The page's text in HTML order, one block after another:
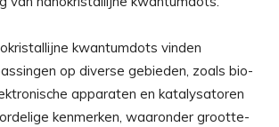
kwantumdots vinden
op diverse gebieden, zoals bio-
apparaten en katalysatoren
kenmerken, waaronder grootte-